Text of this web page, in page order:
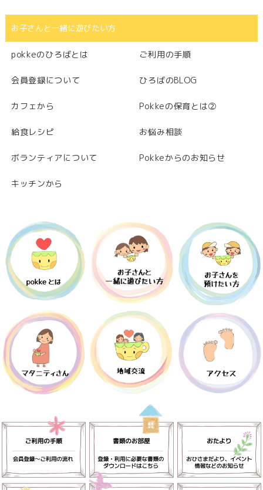
お子さんと一緒に遊びたい方
pokkeのひろばとは ご利用の手順
会員登録について ひろばのBLOG
カフェから Pokkeの保育とは②
給食レシピ お悩み相談
ボランティアについて Pokkeからのお知らせ
キッチンから